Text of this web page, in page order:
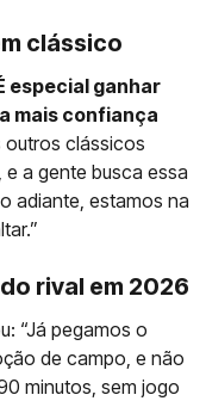
clássico
especial ganhar
mais confiança
outros clássicos
a gente busca essa
adiante, estamos na
rival em 2026
“Já pegamos o
de campo, e não
minutos, sem jogo